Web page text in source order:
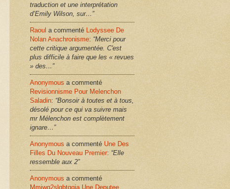
traduction et une interprétation
d’Emily Wilson, sur…”
Raoul a commenté Lodyssee De
Nolan Anachronisme: “Merci pour
cette critique argumentée. C'est
plus difficile à faire que les « revues
» des…”
Anonymous a commenté
Revisionnisme Pour Melenchon
Saladin: “Bonsoir à toutes et à tous,
désolé pour ce qui va suivre mais
mr Mélenchon est complètement
ignare…”
Anonymous a commenté Une Des
Filles Du Nouveau Premier: “Elle
ressemble aux 2”
Anonymous a commenté
Mmiwg2slgbtqqia Une Deputee